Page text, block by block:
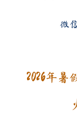
微
2026年暑